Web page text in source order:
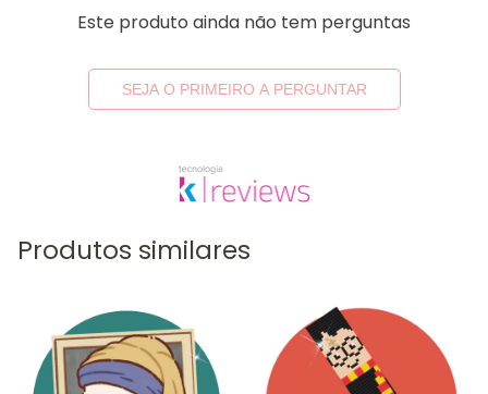
Este produto ainda não tem perguntas
SEJA O PRIMEIRO A PERGUNTAR
Produtos similares